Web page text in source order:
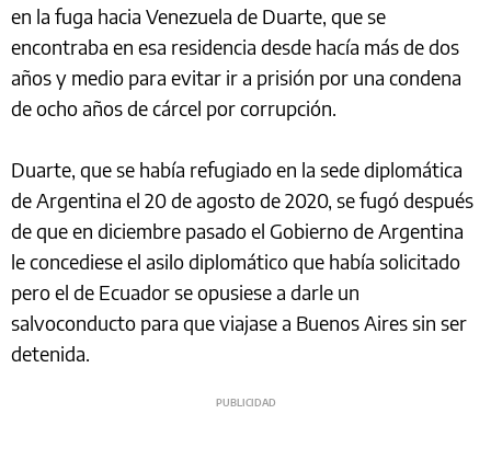
en la fuga hacia Venezuela de Duarte, que se
encontraba en esa residencia desde hacía más de dos
años y medio para evitar ir a prisión por una condena
de ocho años de cárcel por corrupción.
Duarte, que se había refugiado en la sede diplomática
de Argentina el 20 de agosto de 2020, se fugó después
de que en diciembre pasado el Gobierno de Argentina
le concediese el asilo diplomático que había solicitado
pero el de Ecuador se opusiese a darle un
salvoconducto para que viajase a Buenos Aires sin ser
detenida.